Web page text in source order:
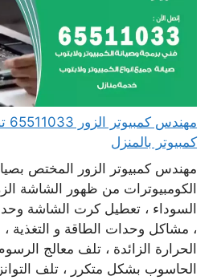
كمبيوتر بالمنزل
مهندس كمبيوتر الزور المختص
الكومبيوترات من ظهور الشاشة
السوداء ، تعطيل كرت الشاشة
، مشاكل وحدات الطاقة و التغذية
الحرارة الزائدة ، تلف معالج
الحاسوب بشكل متكرر ، تلف